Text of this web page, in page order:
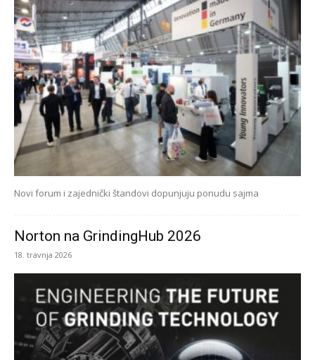
Novi forum i zajednički štandovi dopunjuju ponudu sajma
Norton na GrindingHub 2026
18. travnja 2026